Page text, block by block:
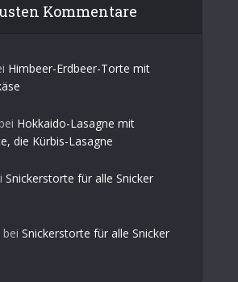
Kommentare
Himbeer-Erdbeer-Torte mit
Hokkaido-Lasagne mit
die Kürbis-Lasagne
Snickerstorte für alle Snicker
bei Snickerstorte für alle Snicker